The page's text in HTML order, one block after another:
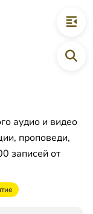
аудио и видео
проповеди,
записей от